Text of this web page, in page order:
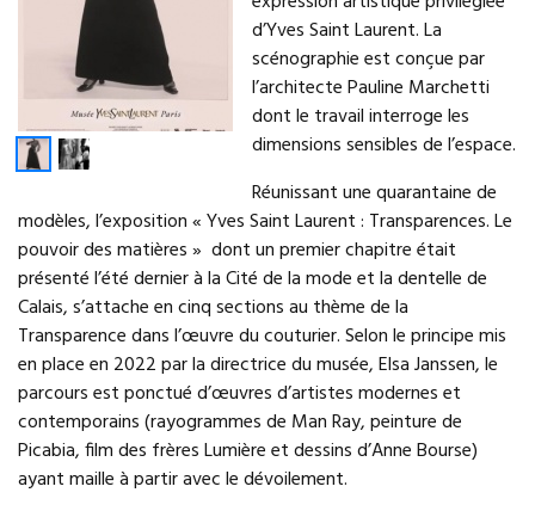
d’Yves Saint Laurent. La
scénographie est conçue par
l’architecte Pauline Marchetti
dont le travail interroge les
dimensions sensibles de l’espace.
Réunissant une quarantaine de
modèles, l’exposition « Yves Saint Laurent : Transparences. Le
pouvoir des matières » dont un premier chapitre était
présenté l’été dernier à la Cité de la mode et la dentelle de
Calais, s’attache en cinq sections au thème de la
Transparence dans l’œuvre du couturier. Selon le principe mis
en place en 2022 par la directrice du musée, Elsa Janssen, le
parcours est ponctué d’œuvres d’artistes modernes et
contemporains (rayogrammes de Man Ray, peinture de
Picabia, film des frères Lumière et dessins d’Anne Bourse)
ayant maille à partir avec le dévoilement.